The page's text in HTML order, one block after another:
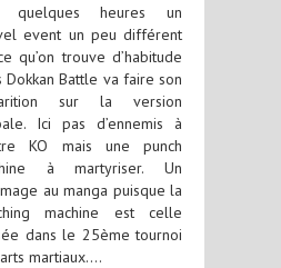
quelques heures un
event un peu différent
qu’on trouve d’habitude
Dokkan Battle va faire son
sur la version
Ici pas d’ennemis à
KO mais une punch
à martyriser. Un
au manga puisque la
machine est celle
dans le 25ème tournoi
martiaux….